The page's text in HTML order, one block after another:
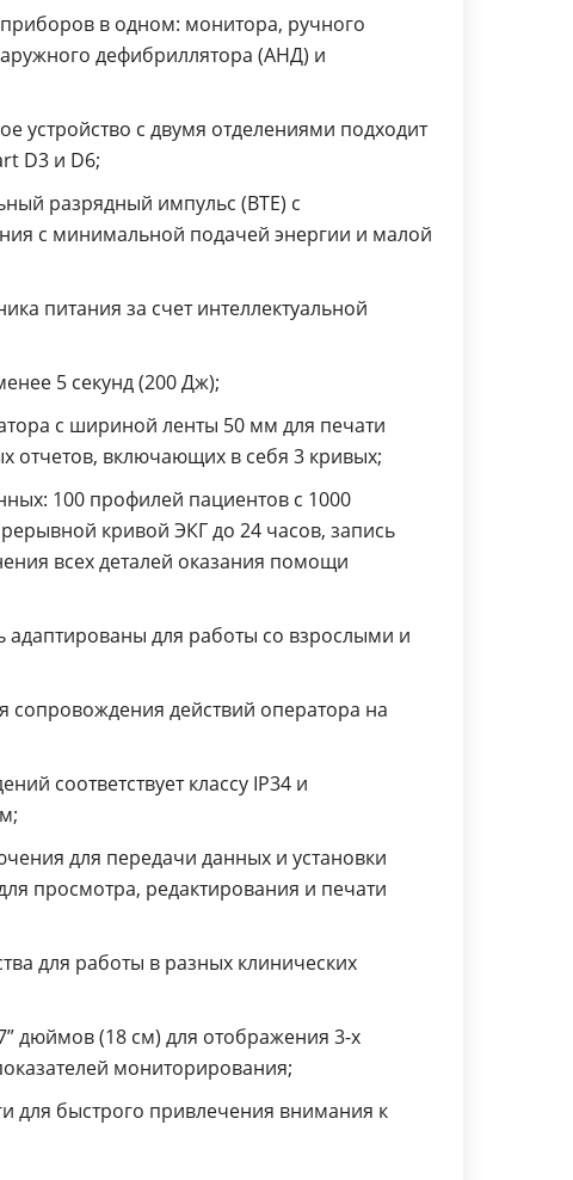
в одном: монитора, ручного
дефибриллятора (АНД) и
устройство с двумя отделениями подходит
D3 и D6;
разрядный импульс (BTE) с
с минимальной подачей энергии и малой
питания за счет интеллектуальной
5 секунд (200 Дж);
с шириной ленты 50 мм для печати
отчетов, включающих в себя 3 кривых;
100 профилей пациентов с 1000
кривой ЭКГ до 24 часов, запись
всех деталей оказания помощи
адаптированы для работы со взрослыми и
сопровождения действий оператора на
соответствует классу IP34 и
для передачи данных и установки
просмотра, редактирования и печати
для работы в разных клинических
дюймов (18 см) для отображения 3-х
мониторирования;
для быстрого привлечения внимания к